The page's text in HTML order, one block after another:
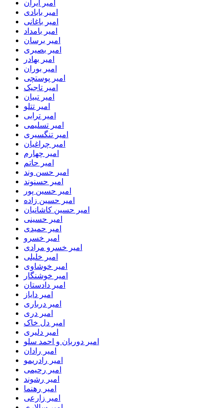
امیر ایران
امیر بابادی
امیر باغانی
امیر بامداد
امیر برسان
امیر بصیری
امیر بهادر
امیر بوران
امیر پوستچی
امیر تاجیک
امیر تبیان
امیر تتلو
امیر ترابی
امیر تسلیمی
امیر تنگسیری
امیر چراغیان
امیر چهارم
امیر حاتم
امیر حسن وند
امیر حسنوند
امیر حسین پور
امیر حسین زاده
امیر حسین کاشانیان
امیر حسینی
امیر حمیدی
امیر خسرو
امیر خسرو مرادی
امیر خلیلی
امیر خوشاوی
امیر خوشنگار
امیر دادستان
امیر دایاز
امیر درباری
امیر دری
امیر دل خاک
امیر دلیری
امیر دوربان و احمد سلو
امیر رادان
امیر رادریمو
امیر رحیمی
امیر رشوند
امیر رهنما
امیر زارعی